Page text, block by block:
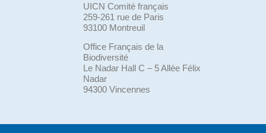
UICN Comité français
259-261 rue de Paris
93100 Montreuil
Office Français de la
Biodiversité
Le Nadar Hall C – 5 Allée Félix
Nadar
94300 Vincennes